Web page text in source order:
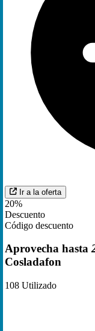
Ir a la oferta
20%
Descuento
Código descuento
Aprovecha hasta
Cosladafon
108 Utilizado